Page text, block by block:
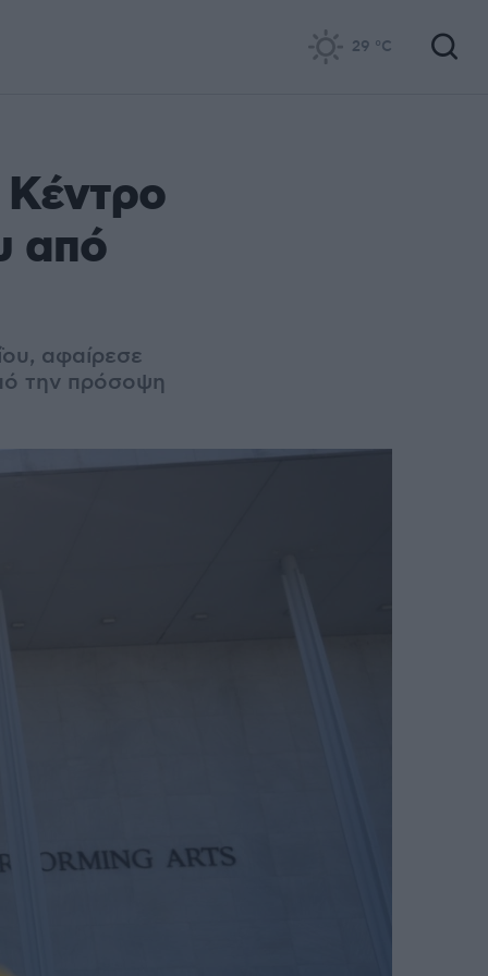
29 °C
από
αφαίρεσε
την πρόσοψη